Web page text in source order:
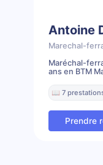
Antoine
Marechal-
Maréchal-
ans en BTM
📖 7
Prendre